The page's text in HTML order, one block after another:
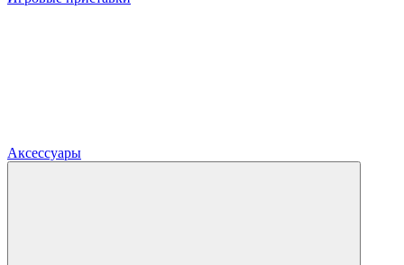
Аксессуары